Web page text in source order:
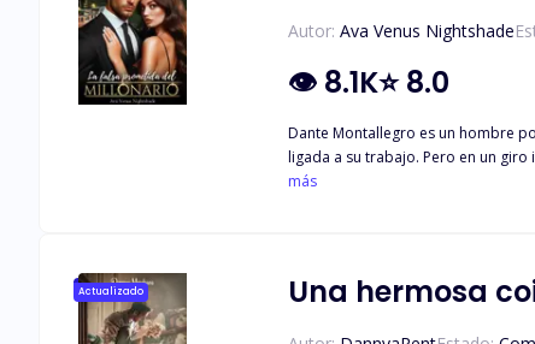
Autor: Ava Venus Nightshade
👁 8.1K⭐8.0
Dante Montallegro es un hombre
ligada a su trabajo. Pero en un
trabajadora, es devota y cariñosa
más
Actualizado Una hermosa